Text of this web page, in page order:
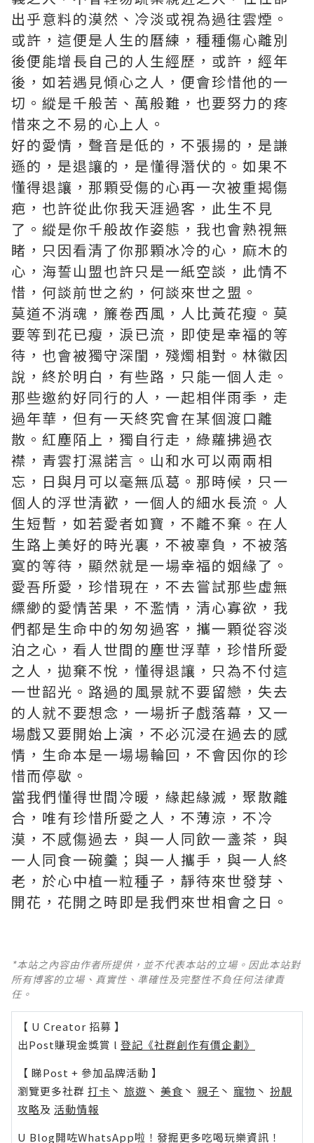
出乎意料的漠然、冷淡或視為過往雲煙。
或許，這便是人生的曆練，種種傷心離別
後便能增長自己的人生經歷，或許，經年
後，如若遇見傾心之人，便會珍惜他的一
切。縱是千般苦、萬般難，也要努力的疼
惜來之不易的心上人。
好的愛情，聲音是低的，不張揚的，是謙
遜的，是退讓的，是懂得潛伏的。如果不
懂得退讓，那顆受傷的心再一次被重揭傷
疤，也許從此你我天涯過客，此生不見
了。縱是你千般故作姿態，我也會熟視無
睹，只因看清了你那顆冰冷的心，麻木的
心，海誓山盟也許只是一紙空談，此情不
惜，何談前世之約，何談來世之盟。
莫道不消魂，簾卷西風，人比黃花瘦。莫
要等到花已瘦，淚已流，即使是幸福的等
待，也會被獨守深閨，殘燭相對。林徽因
說，終於明白，有些路，只能一個人走。
那些邀約好同行的人，一起相伴雨季，走
過年華，但有一天終究會在某個渡口離
散。紅塵陌上，獨自行走，綠蘿拂過衣
襟，青雲打濕諾言。山和水可以兩兩相
忘，日與月可以毫無瓜葛。那時候，只一
個人的浮世清歡，一個人的細水長流。人
生短暫，如若愛者如寶，不離不棄。在人
生路上美好的時光裏，不被辜負，不被落
寞的等待，顯然就是一場幸福的姻緣了。
愛吾所愛，珍惜現在，不去嘗試那些虛無
縹緲的愛情苦果，不濫情，清心寡欲，我
們都是生命中的匆匆過客，攜一顆從容淡
泊之心，看人世間的塵世浮華，珍惜所愛
之人，拋棄不悅，懂得退讓，只為不付這
一世韶光。路過的風景就不要留戀，失去
的人就不要想念，一場折子戲落幕，又一
場戲又要開始上演，不必沉浸在過去的感
情，生命本是一場場輪回，不會因你的珍
惜而停歇。
當我們懂得世間冷暖，緣起緣滅，聚散離
合，唯有珍惜所愛之人，不薄涼，不冷
漠，不感傷過去，與一人同飲一盞茶，與
一人同食一碗羹；與一人攜手，與一人終
老，於心中植一粒種子，靜待來世發芽、
開花，花開之時即是我們來世相會之日。
*本站之內容由作者所提供，並不代表本站的立場。因此本站對
所有博客的立場、真實性、準確性及完整性不負任何法律責
任。
【 U Creator 招募 】
出Post賺現金獎賞 l 登記《社群創作有價企劃》
【 睇Post + 參加品牌活動 】
瀏覽更多社群 打卡 丶 旅遊 丶 美食 丶 親子 丶 寵物 丶 扮靚
攻略及 活動情報
U Blog開咗WhatsApp啦！發掘更多吃喝玩樂資訊！